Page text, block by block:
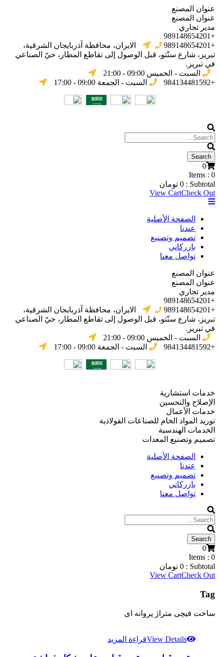
عنوان المصنع
عنوان المصنع
مدير تجاري
+989148654201
+989148654201
الایران، محافظة آذربایجان الشرقیة،
تبریز، شارع سنّتو، قبل الوصول إلى تقاطع المطار، حيّ الصناعي
في تبریز.
السبت - الخميس 09:00 - 21:00
+984134481592
السبت - الجمعة 09:00 - 17:00
0
Items : 0
Subtotal :
0 تومان
View CartCheck Out
الصفحة الأصلية
عندنا
تصميم وتصنيع
بازركاني
تواصل معنا
عنوان المصنع
عنوان المصنع
مدير تجاري
+989148654201
+989148654201
الایران، محافظة آذربایجان الشرقیة،
تبریز، شارع سنّتو، قبل الوصول إلى تقاطع المطار، حيّ الصناعي
في تبریز.
السبت - الخميس 09:00 - 21:00
+984134481592
السبت - الجمعة 09:00 - 17:00
خدمات استشارية
الإصلاح والتحسين
خدمات الأعمال
توريد المواد الخام للصناعات الفولاذية
الخدمات الهندسية
تصميم وتصنيع المعدات
الصفحة الأصلية
عندنا
تصميم وتصنيع
بازركاني
تواصل معنا
0
Items : 0
Subtotal :
0 تومان
View CartCheck Out
Tag
ساخت قیچی متراژ پروانه ای
View Detailsقراءة المزيد